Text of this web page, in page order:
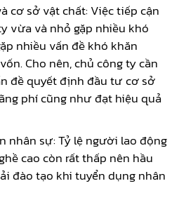
cơ sở vật chất: Việc tiếp cận
vừa và nhỏ gặp nhiều khó
nhiều vấn đề khó khăn
Cho nên, chủ công ty cần
đề quyết định đầu tư cơ sở
phí cũng như đạt hiệu quả
nhân sự: Tỷ lệ người lao động
cao còn rất thấp nên hầu
đào tạo khi tuyển dụng nhân